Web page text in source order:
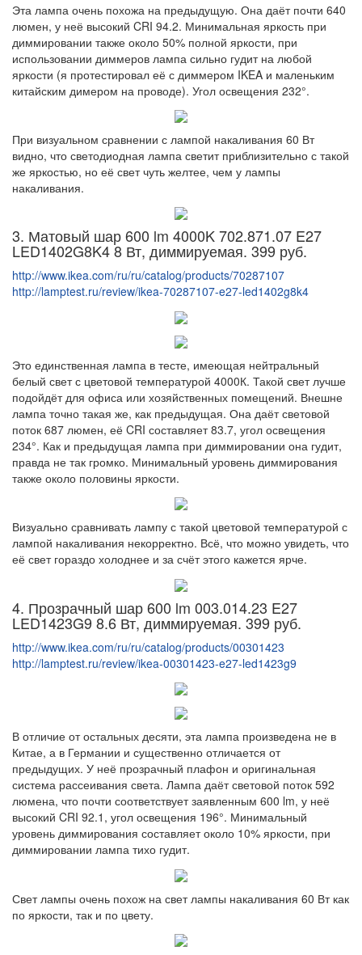
Эта лампа очень похожа на предыдущую. Она даёт почти 640
люмен, у неё высокий CRI 94.2. Минимальная яркость при
диммировании также около 50% полной яркости, при
использовании диммеров лампа сильно гудит на любой
яркости (я протестировал её с диммером IKEA и маленьким
китайским димером на проводе). Угол освещения 232°.
При визуальном сравнении с лампой накаливания 60 Вт
видно, что светодиодная лампа светит приблизительно с такой
же яркостью, но её свет чуть желтее, чем у лампы
накаливания.
3. Матовый шар 600 lm 4000K 702.871.07 E27
LED1402G8K4 8 Вт, диммируемая. 399 руб.
http://www.ikea.com/ru/ru/catalog/products/70287107
http://lamptest.ru/review/ikea-70287107-e27-led1402g8k4
Это единственная лампа в тесте, имеющая нейтральный
белый свет с цветовой температурой 4000К. Такой свет лучше
подойдёт для офиса или хозяйственных помещений. Внешне
лампа точно такая же, как предыдущая. Она даёт световой
поток 687 люмен, её CRI составляет 83.7, угол освещения
234°. Как и предыдущая лампа при диммировании она гудит,
правда не так громко. Минимальный уровень диммирования
также около половины яркости.
Визуально сравнивать лампу с такой цветовой температурой с
лампой накаливания некорректно. Всё, что можно увидеть, что
её свет гораздо холоднее и за счёт этого кажется ярче.
4. Прозрачный шар 600 lm 003.014.23 E27
LED1423G9 8.6 Вт, диммируемая. 399 руб.
http://www.ikea.com/ru/ru/catalog/products/00301423
http://lamptest.ru/review/ikea-00301423-e27-led1423g9
В отличие от остальных десяти, эта лампа произведена не в
Китае, а в Германии и существенно отличается от
предыдущих. У неё прозрачный плафон и оригинальная
система рассеивания света. Лампа даёт световой поток 592
люмена, что почти соответствует заявленным 600 lm, у неё
высокий CRI 92.1, угол освещения 196°. Минимальный
уровень диммирования составляет около 10% яркости, при
диммировании лампа тихо гудит.
Свет лампы очень похож на свет лампы накаливания 60 Вт как
по яркости, так и по цвету.